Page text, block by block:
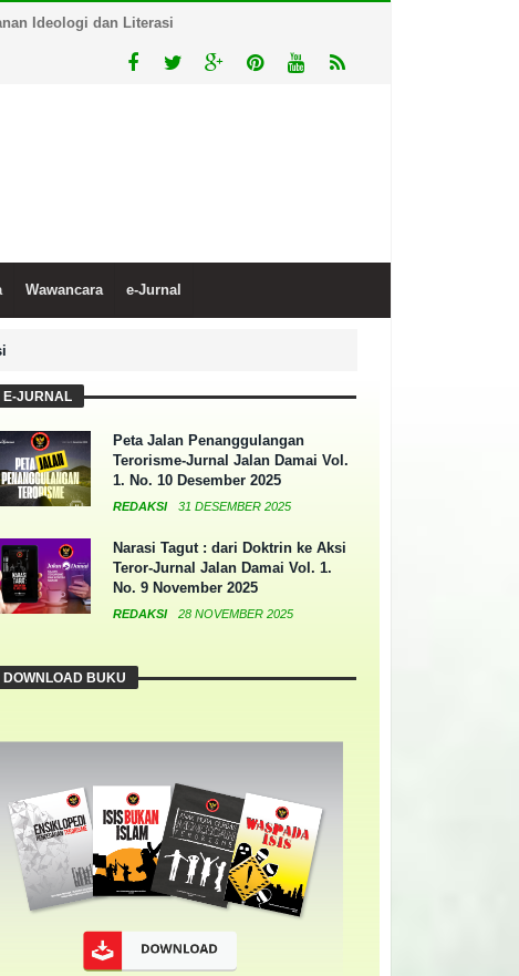
Ideologi dan Literasi
Wawancara e-Jurnal
E-JURNAL
Peta Jalan Penanggulangan
Terorisme-Jurnal Jalan Damai Vol.
1. No. 10 Desember 2025
REDAKSI 31 DESEMBER 2025
Narasi Tagut : dari Doktrin ke Aksi
Teror-Jurnal Jalan Damai Vol. 1.
No. 9 November 2025
REDAKSI 28 NOVEMBER 2025
DOWNLOAD BUKU